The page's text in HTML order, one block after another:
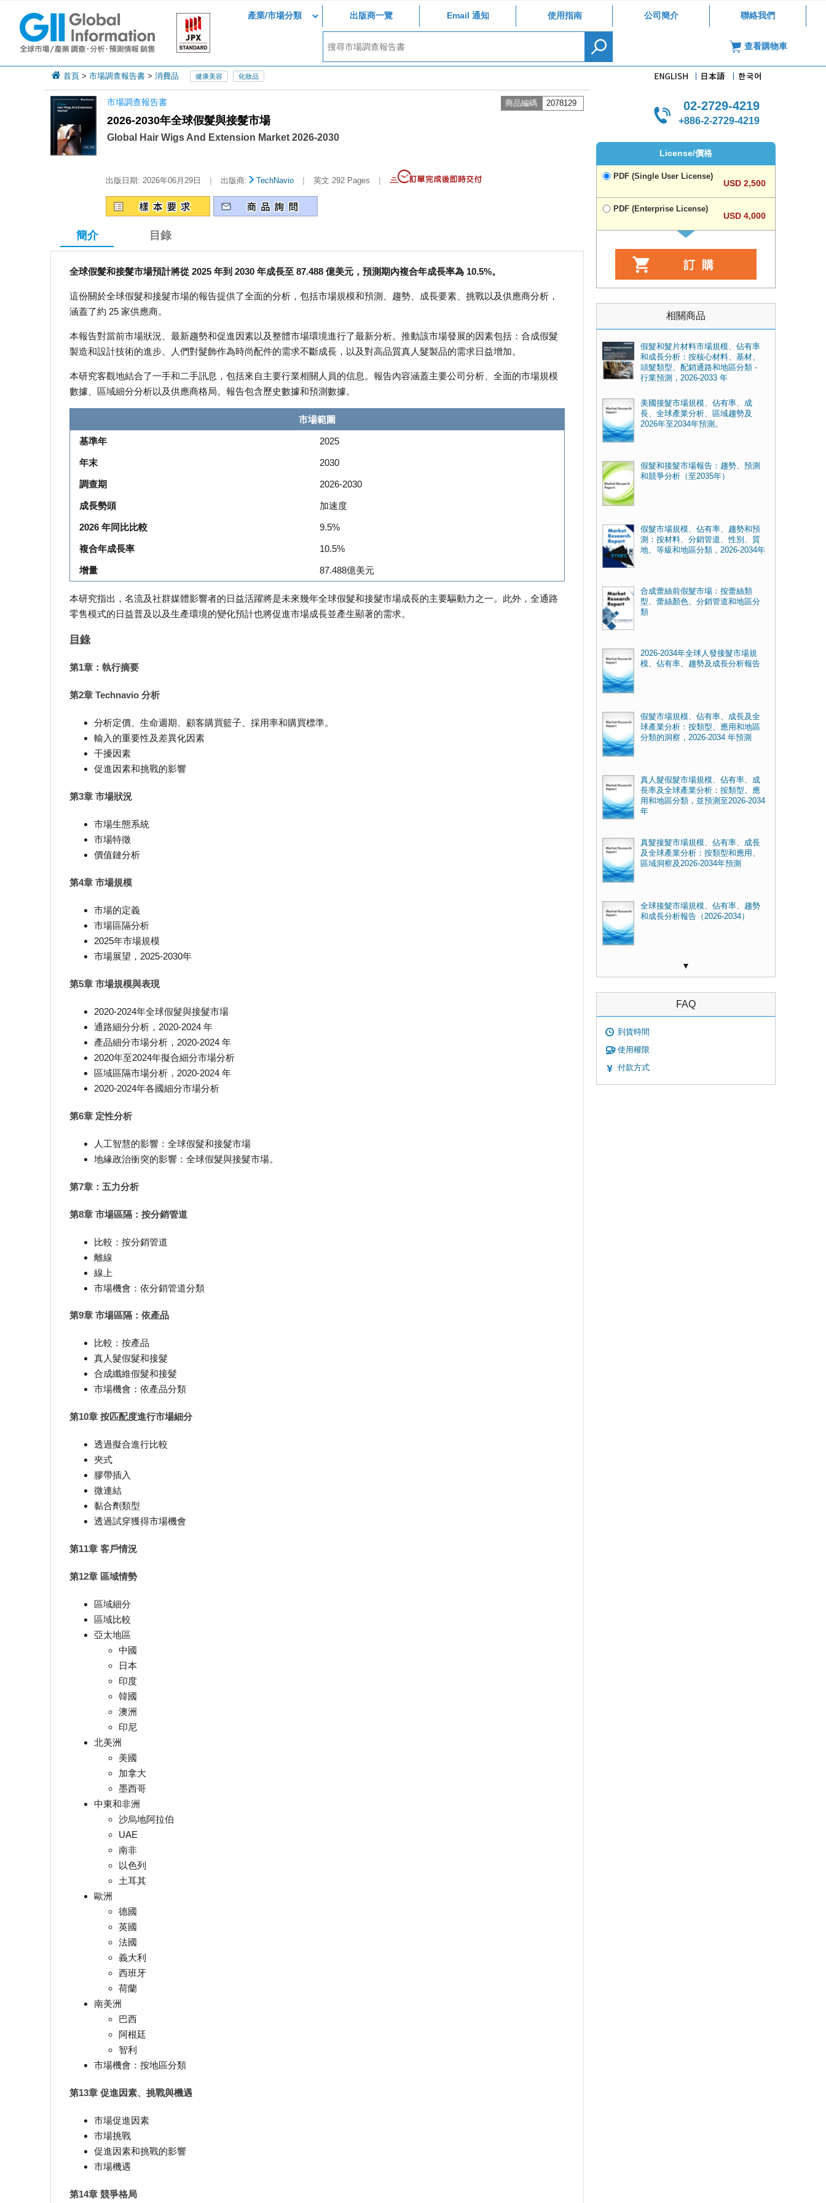
產業/市場分類 出版商一覽 Email 通知 使用指南 公司簡介 聯絡我們
查看購物車
首頁 > 市場調查報告書 > 消費品 健康美容 化妝品
市場調查報告書 商品編碼 2078129
2026-2030年全球假髮與接髮市場
Global Hair Wigs And Extension Market 2026-2030
出版日期: 2026年06月29日 | 出版商: TechNavio | 英文 292 Pages |
簡介 目錄
全球假髮和接髮市場預計將從 2025 年到 2030 年成長至 87.488 億美元，預測期內複合年成長率為 10.5%。
這份關於全球假髮和接髮市場的報告提供了全面的分析，包括市場規模和預測、趨勢、成長要素、挑戰以及供應商分析，
涵蓋了約 25 家供應商。
本報告對當前市場狀況、最新趨勢和促進因素以及整體市場環境進行了最新分析。推動該市場發展的因素包括：合成假髮
製造和設計技術的進步、人們對髮飾作為時尚配件的需求不斷成長，以及對高品質真人髮製品的需求日益增加。
本研究客觀地結合了一手和二手訊息，包括來自主要行業相關人員的信息。報告內容涵蓋主要公司分析、全面的市場規模
數據、區域細分分析以及供應商格局。報告包含歷史數據和預測數據。
市場範圍
基準年 2025
年末 2030
調查期 2026-2030
成長勢頭 加速度
2026 年同比比較 9.5%
複合年成長率 10.5%
增量 87.488億美元
本研究指出，名流及社群媒體影響者的日益活躍將是未來幾年全球假髮和接髮市場成長的主要驅動力之一。此外，全通路
零售模式的日益普及以及生產環境的變化預計也將促進市場成長並產生顯著的需求。
目錄
第1章：執行摘要
第2章 Technavio 分析
分析定價、生命週期、顧客購買籃子、採用率和購買標準。
輸入的重要性及差異化因素
干擾因素
促進因素和挑戰的影響
第3章 市場狀況
市場生態系統
市場特徵
價值鏈分析
第4章 市場規模
市場的定義
市場區隔分析
2025年市場規模
市場展望，2025-2030年
第5章 市場規模與表現
2020-2024年全球假髮與接髮市場
通路細分分析，2020-2024 年
產品細分市場分析，2020-2024 年
2020年至2024年擬合細分市場分析
區域區隔市場分析，2020-2024 年
2020-2024年各國細分市場分析
第6章 定性分析
人工智慧的影響：全球假髮和接髮市場
地緣政治衝突的影響：全球假髮與接髮市場。
第7章：五力分析
第8章 市場區隔：按分銷管道
比較：按分銷管道
離線
線上
市場機會：依分銷管道分類
第9章 市場區隔：依產品
比較：按產品
真人髮假髮和接髮
合成纖維假髮和接髮
市場機會：依產品分類
第10章 按匹配度進行市場細分
透過擬合進行比較
夾式
膠帶插入
微連結
黏合劑類型
透過試穿獲得市場機會
第11章 客戶情況
第12章 區域情勢
區域細分
區域比較
亞太地區
中國
日本
印度
韓國
澳洲
印尼
北美洲
美國
加拿大
墨西哥
中東和非洲
沙烏地阿拉伯
UAE
南非
以色列
土耳其
歐洲
德國
英國
法國
義大利
西班牙
荷蘭
南美洲
巴西
阿根廷
智利
市場機會：按地區分類
第13章 促進因素、挑戰與機遇
市場促進因素
市場挑戰
促進因素和挑戰的影響
市場機遇
第14章 競爭格局
02-2729-4219
+886-2-2729-4219
License/價格
PDF (Single User License)
USD 2,500
PDF (Enterprise License)
USD 4,000
相關商品
假髮和髮片材料市場規模、佔有率
和成長分析：按核心材料、基材、
頭髮類型、配銷通路和地區分類 -
行業預測，2026-2033 年
美國接髮市場規模、佔有率、成
長、全球產業分析、區域趨勢及
2026年至2034年預測。
假髮和接髮市場報告：趨勢、預測
和競爭分析（至2035年）
假髮市場規模、佔有率、趨勢和預
測：按材料、分銷管道、性別、質
地、等級和地區分類，2026-2034年
合成蕾絲前假髮市場：按蕾絲類
型、蕾絲顏色、分銷管道和地區分
類
2026-2034年全球人發接髮市場規
模、佔有率、趨勢及成長分析報告
假髮市場規模、佔有率、成長及全
球產業分析：按類型、應用和地區
分類的洞察，2026-2034 年預測
真人髮假髮市場規模、佔有率、成
長率及全球產業分析：按類型、應
用和地區分類，並預測至2026-2034
年
真髮接髮市場規模、佔有率、成長
及全球產業分析：按類型和應用、
區域洞察及2026-2034年預測
全球接髮市場規模、佔有率、趨勢
和成長分析報告（2026-2034）
▼
FAQ
到貨時間
使用權限
付款方式